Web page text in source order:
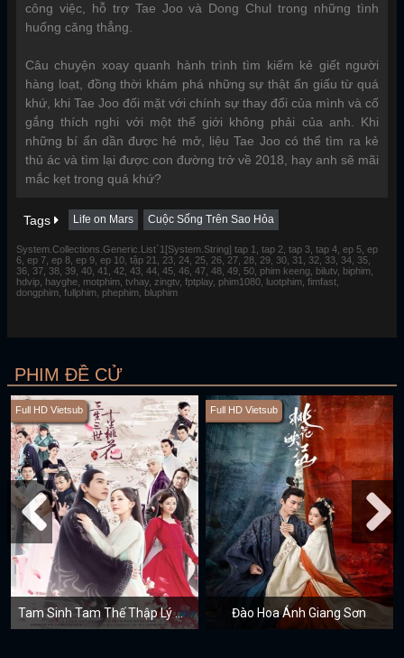
công việc, hỗ trợ Tae Joo và Dong Chul trong những tình
huống căng thẳng.
Câu chuyện xoay quanh hành trình tìm kiếm kẻ giết người
hàng loạt, đồng thời khám phá những sự thật ẩn giấu từ quá
khứ, khi Tae Joo đối mặt với chính sự thay đổi của mình và cố
gắng thích nghi với một thế giới không phải của anh. Khi
những bí ẩn dần được hé mở, liệu Tae Joo có thể tìm ra kẻ
thủ ác và tìm lại được con đường trở về 2018, hay anh sẽ mãi
mắc kẹt trong quá khứ?
Tags Life on Mars Cuộc Sống Trên Sao Hỏa​
System.Collections.Generic.List`1[System.String] tap 1, tap 2, tap 3, tap 4, ep 5, ep
6, ep 7, ep 8, ep 9, ep 10, tập 21, 23, 24, 25, 26, 27, 28, 29, 30, 31, 32, 33, 34, 35,
36, 37, 38, 39, 40, 41, 42, 43, 44, 45, 46, 47, 48, 49, 50, phim keeng, bilutv, biphim,
hdvip, hayghe, motphim, tvhay, zingtv, fptplay, phim1080, luotphim, fimfast,
dongphim, fullphim, phephim, bluphim
PHIM ĐỀ CỬ
Full HD Vietsub
Tam Sinh Tam Thế Thập Lý Đào Hoa
Full HD Vietsub
Đào Hoa Ánh Giang Sơn